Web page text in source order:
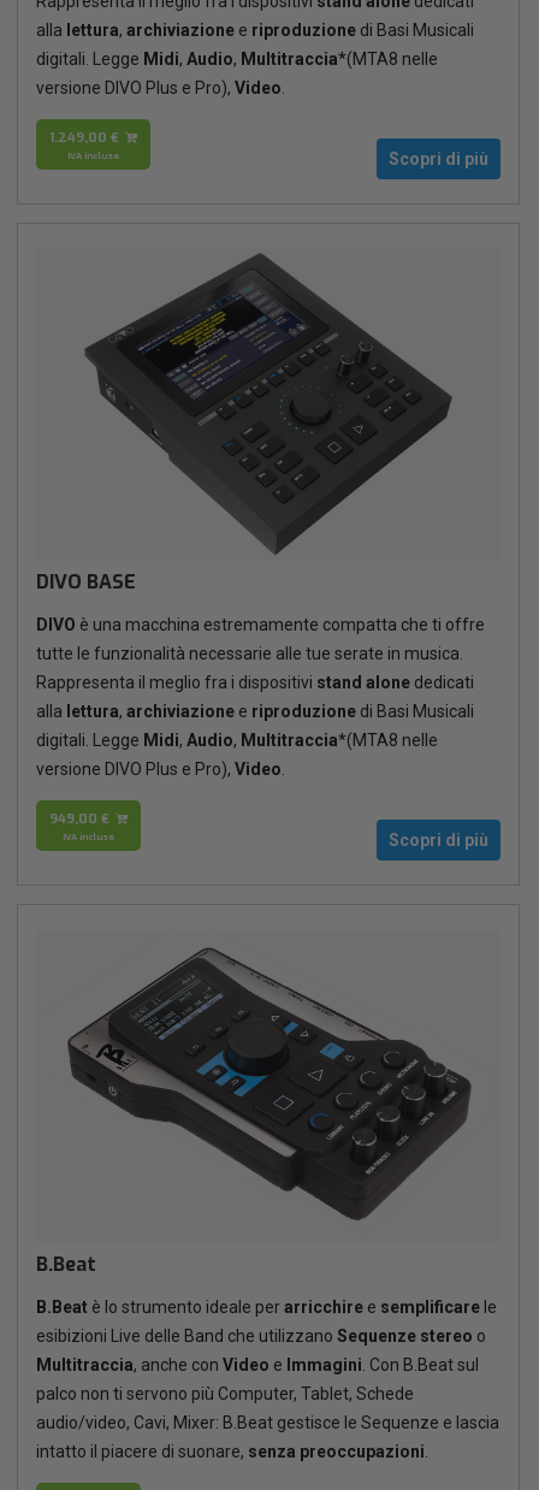
alla lettura, archiviazione e riproduzione di Basi Musicali
digitali. Legge Midi, Audio, Multitraccia*(MTA8 nelle
versione DIVO Plus e Pro), Video
1.249,00 €
IVA inclusa Scopri di più
DIVO BASE
DIVO è una macchina estremamente compatta che ti offre
tutte le funzionalità necessarie alle tue serate in musica.
Rappresenta il meglio fra i dispositivi stand alone dedicati
alla lettura, archiviazione e riproduzione di Basi Musicali
digitali. Legge Midi, Audio, Multitraccia*(MTA8 nelle
versione DIVO Plus e Pro), Video.
949,00 €
IVA inclusa Scopri di più
B.Beat
B.Beat è lo strumento ideale perarricchire e semplificare le
esibizioni Live delle Band che utilizzano Sequenze stereo o
Multitraccia, anche con Video e Immagini . Con B.Beat sul
palco non ti servono più Computer, Tablet, Schede
audio/video, Cavi, Mixer: B.Beat gestisce le Sequenze e lascia
intatto il piacere di suonare, senza preoccupazioni